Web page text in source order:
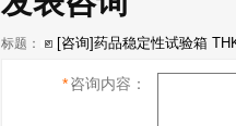
标题：
*咨询内容：